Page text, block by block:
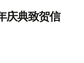
庆典致贺信